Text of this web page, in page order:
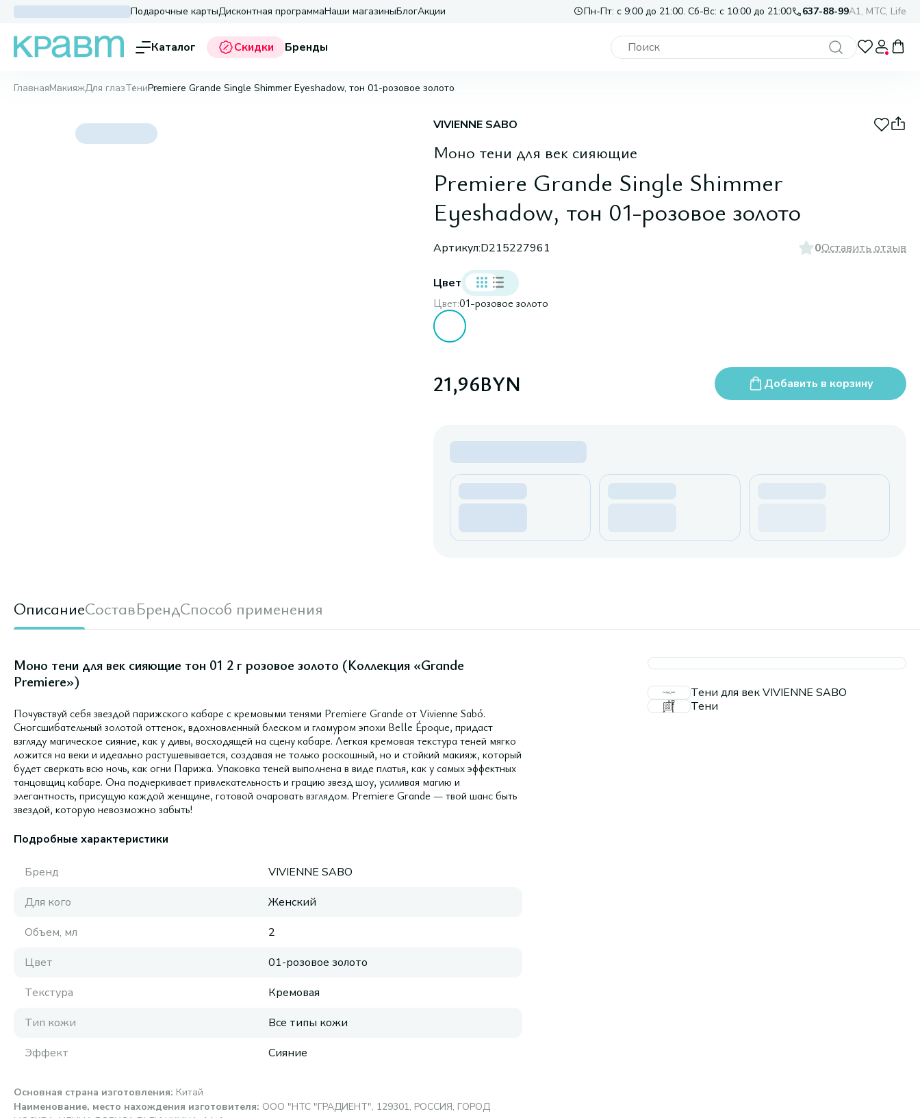
Подарочные картыДисконтная программаНаши магазиныБлогАкции Пн-Пт: с 9:00 до 21:00. Сб-Вс: с 10:00 до 21:00 637-88-99A1, МТС, Life
Каталог Скидки Бренды
ГлавнаяМакияжДля глазТениPremiere Grande Single Shimmer Eyeshadow, тон 01-розовое золото
VIVIENNE SABO
Моно тени для век сияющие
Premiere Grande Single Shimmer
Eyeshadow, тон 01-розовое золото
Артикул:D215227961 0Оставить отзыв
Цвет
Цвет:01-розовое золото
21,96BYN Добавить в корзину
ОписаниеСоставБрендСпособ применения
Моно тени для век сияющие тон 01 2 г розовое золото (Коллекция «Grande
Premiere»)
Почувствуй себя звездой парижского кабаре с кремовыми тенями Premiere Grande от Vivienne Sabó.
Сногсшибательный золотой оттенок, вдохновленный блеском и гламуром эпохи Belle Époque, придаст
взгляду магическое сияние, как у дивы, восходящей на сцену кабаре. Легкая кремовая текстура теней мягко
ложится на веки и идеально растушевывается, создавая не только роскошный, но и стойкий макияж, который
будет сверкать всю ночь, как огни Парижа. Упаковка теней выполнена в виде платья, как у самых эффектных
танцовщиц кабаре. Она подчеркивает привлекательность и грацию звезд шоу, усиливая магию и
элегантность, присущую каждой женщине, готовой очаровать взглядом. Premiere Grande — твой шанс быть
звездой, которую невозможно забыть!
Подробные характеристики
Бренд
VIVIENNE SABO
Для кого
Женский
Объем, мл
2
Цвет
01-розовое золото
Текстура
Кремовая
Тип кожи
Все типы кожи
Эффект
Сияние
Основная страна изготовления: Китай
Наименование, место нахождения изготовителя: ООО "НТС "ГРАДИЕНТ", 129301, РОССИЯ, ГОРОД
Тени для век VIVIENNE SABO
Тени